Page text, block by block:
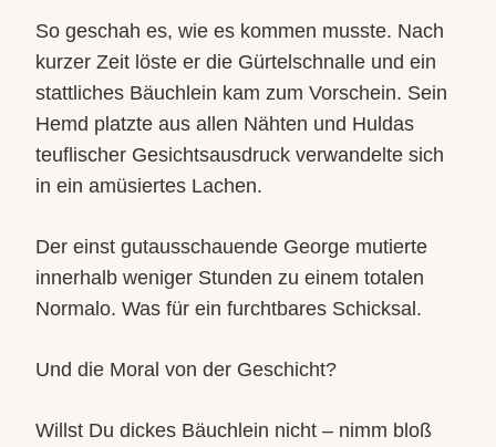
So geschah es, wie es kommen musste. Nach
kurzer Zeit löste er die Gürtelschnalle und ein
stattliches Bäuchlein kam zum Vorschein. Sein
Hemd platzte aus allen Nähten und Huldas
teuflischer Gesichtsausdruck verwandelte sich
in ein amüsiertes Lachen.
Der einst gutausschauende George mutierte
innerhalb weniger Stunden zu einem totalen
Normalo. Was für ein furchtbares Schicksal.
Und die Moral von der Geschicht?
Willst Du dickes Bäuchlein nicht – nimm bloß